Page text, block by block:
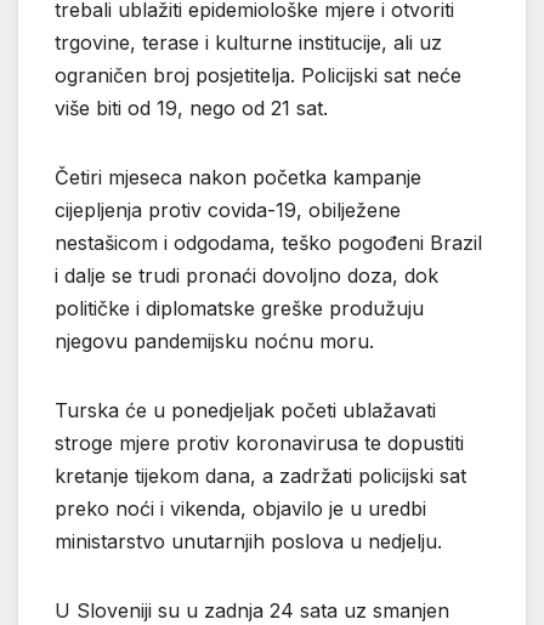
trebali ublažiti epidemiološke mjere i otvoriti
trgovine, terase i kulturne institucije, ali uz
ograničen broj posjetitelja. Policijski sat neće
više biti od 19, nego od 21 sat.
Četiri mjeseca nakon početka kampanje
cijepljenja protiv covida-19, obilježene
nestašicom i odgodama, teško pogođeni Brazil
i dalje se trudi pronaći dovoljno doza, dok
političke i diplomatske greške produžuju
njegovu pandemijsku noćnu moru.
Turska će u ponedjeljak početi ublažavati
stroge mjere protiv koronavirusa te dopustiti
kretanje tijekom dana, a zadržati policijski sat
preko noći i vikenda, objavilo je u uredbi
ministarstvo unutarnjih poslova u nedjelju.
U Sloveniji su u zadnja 24 sata uz smanjen